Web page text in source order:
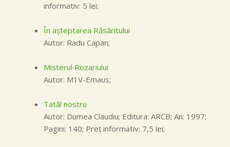
informativ: 5 lei;
În aşteptarea Răsăritului
Autor: Radu Capan;
Misterul Rozariului
Autor: M1V-Emaus;
Tatăl nostru
Autor: Dumea Claudiu; Editura: ARCB; An: 1997;
Pagini: 140; Preţ informativ: 7,5 lei;